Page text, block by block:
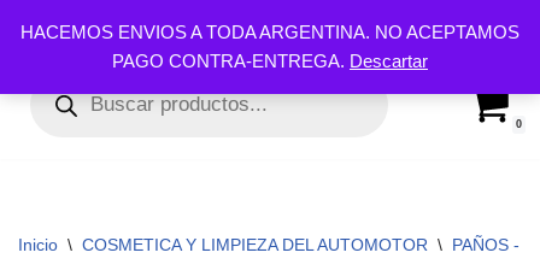
HACEMOS ENVIOS A TODA ARGENTINA. NO ACEPTAMOS
PAGO CONTRA-ENTREGA. Descartar
al
contenido
0
Inicio \ COSMETICA Y LIMPIEZA DEL AUTOMOTOR \ PAÑOS -